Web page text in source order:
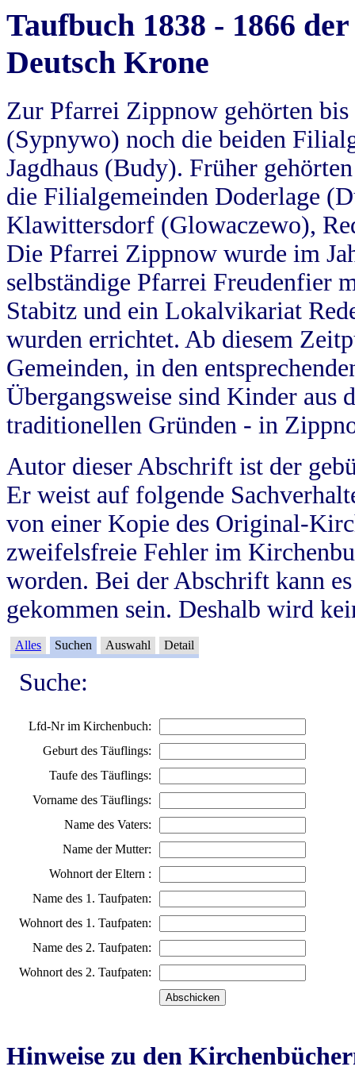
Taufbuch 1838 - 1866
Deutsch Krone
Zur Pfarrei Zippnow gehörten
(Sypnywo) noch die beiden
Jagdhaus (Budy). Früher
die Filialgemeinden Doderlage
Klawittersdorf (Glowaczewo),
Die Pfarrei Zippnow wurde im
selbständige Pfarrei Freudenfier
Stabitz und ein Lokalvikariat
wurden errichtet. Ab diesem
Gemeinden, in den
Übergangsweise sind Kinder aus
traditionellen Gründen - in
Autor dieser Abschrift ist der
Er weist auf folgende
von einer Kopie des Original-
zweifelsfreie Fehler im
worden. Bei der Abschrift kann
gekommen sein. Deshalb wird
Alles Suchen Auswahl Detail
Suche:
Lfd-Nr im Kirchenbuch:
Geburt des Täuflings:
Taufe des Täuflings:
Vorname des Täuflings:
Name des Vaters:
Name der Mutter:
Wohnort der Eltern :
Name des 1. Taufpaten:
Wohnort des 1. Taufpaten:
Name des 2. Taufpaten:
Wohnort des 2. Taufpaten:
Hinweise zu den